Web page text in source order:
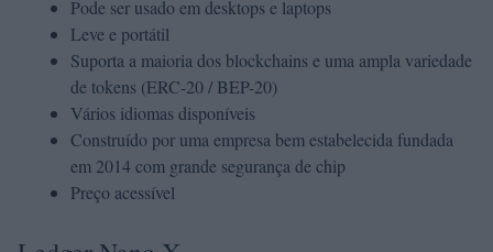
Pode ser usado em desktops e laptops
Leve e portátil
Suporta a maioria dos blockchains e uma ampla variedade
de tokens (ERC-20 / BEP-20)
Vários idiomas disponíveis
Construído por uma empresa bem estabelecida fundada
em 2014 com grande segurança de chip
Preço acessível